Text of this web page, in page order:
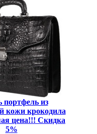
портфель из
кожи крокодила
цена!!! Скидка
5%